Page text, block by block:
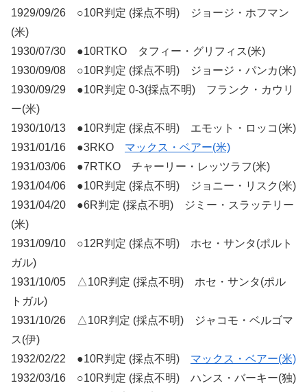
1929/09/26 ○10R判定 (採点不明) ジョージ・ホフマン
(米)
1930/07/30 ●10RTKO タフィー・グリフィス(米)
1930/09/08 ○10R判定 (採点不明) ジョージ・パンカ(米)
1930/09/29 ●10R判定 0-3(採点不明) フランク・カウリ
ー(米)
1930/10/13 ●10R判定 (採点不明) エモット・ロッコ(米)
1931/01/16 ●3RKO マックス・ベアー(米)
1931/03/06 ●7RTKO チャーリー・レッツラフ(米)
1931/04/06 ●10R判定 (採点不明) ジョニー・リスク(米)
1931/04/20 ●6R判定 (採点不明) ジミー・スラッテリー
(米)
1931/09/10 ○12R判定 (採点不明) ホセ・サンタ(ポルト
ガル)
1931/10/05 △10R判定 (採点不明) ホセ・サンタ(ポル
トガル)
1931/10/26 △10R判定 (採点不明) ジャコモ・ベルゴマ
ス(伊)
1932/02/22 ●10R判定 (採点不明) マックス・ベアー(米)
1932/03/16 ○10R判定 (採点不明) ハンス・バーキー(独)